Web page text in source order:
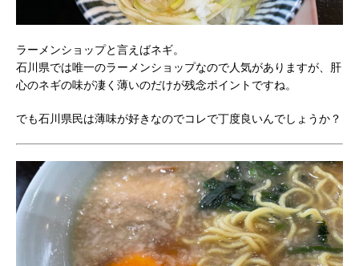
ラーメンショップと言えばネギ。
石川県では唯一のラーメンショップなので人気がありますが、肝
心のネギの味が凄く薄いのだけが残念ポイントですね。
でも石川県民は薄味が好きなのでコレで丁度良いんでしょうか？